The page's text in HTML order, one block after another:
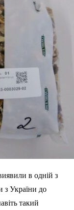
в одній з
з України до
такий